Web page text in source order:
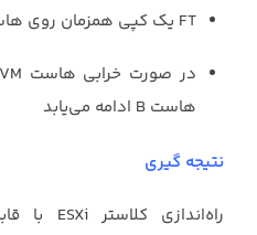
FT یک کپی همزمان روی هاست B ایجاد می‌کند
هاست B ادامه می‌یابد
نتیجه گیری
راه‌اندازی کلاستر ESXi با قابلیت